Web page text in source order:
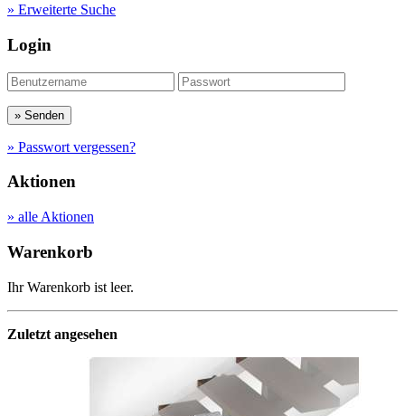
» Erweiterte Suche
Login
» Passwort vergessen?
Aktionen
» alle Aktionen
Warenkorb
Ihr Warenkorb ist leer.
Zuletzt angesehen